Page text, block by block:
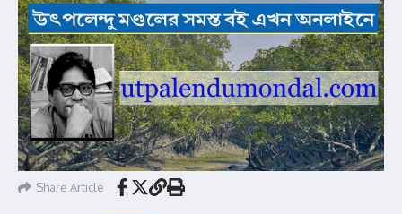
Share Article